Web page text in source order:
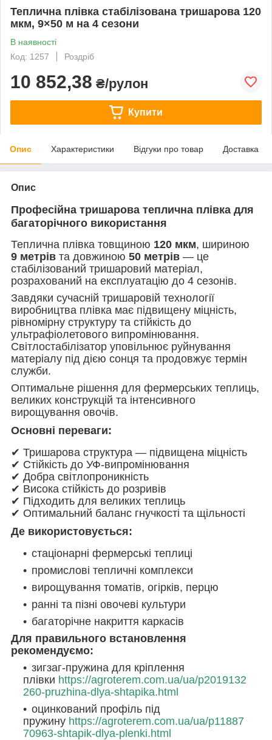
Теплична плівка стабілізована тришарова 120
мкм, 9×50 м на 4 сезони
В наявності
Код: 1257
Роздріб
10 852,38 ₴/рулон
Купити
Опис Характеристики Відгуки про товар Доставка
Опис
Професійна тришарова теплична плівка для
багаторічного використання
Теплична плівка товщиною 120 мкм, шириною
9 метрів та довжиною 50 метрів — це
стабілізований тришаровий матеріал,
розрахований на експлуатацію до 4 сезонів.
Завдяки сучасній тришаровій технології
виробництва плівка має підвищену міцність,
рівномірну структуру та стійкість до
ультрафіолетового випромінювання.
Світлостабілізатор уповільнює руйнування
матеріалу під дією сонця та продовжує термін
служби.
Оптимальне рішення для фермерських теплиць,
великих конструкцій та інтенсивного
вирощування овочів.
Основні переваги:
✔ Тришарова структура — підвищена міцність
✔ Стійкість до УФ-випромінювання
✔ Добра світлопроникність
✔ Висока стійкість до розривів
✔ Підходить для великих теплиць
✔ Оптимальний баланс гнучкості та щільності
Де використовується:
стаціонарні фермерські теплиці
промислові тепличні комплекси
вирощування томатів, огірків, перцю
ранні та пізні овочеві культури
багаторічне накриття каркасів
Для правильного встановлення
рекомендуємо:
зигзаг-пружина для кріплення
плівки https://agroterem.com.ua/ua/p2019132
260-pruzhina-dlya-shtapika.html
оцинкований профіль під
пружину https://agroterem.com.ua/ua/p11887
70963-shtapik-dlya-plenki.html